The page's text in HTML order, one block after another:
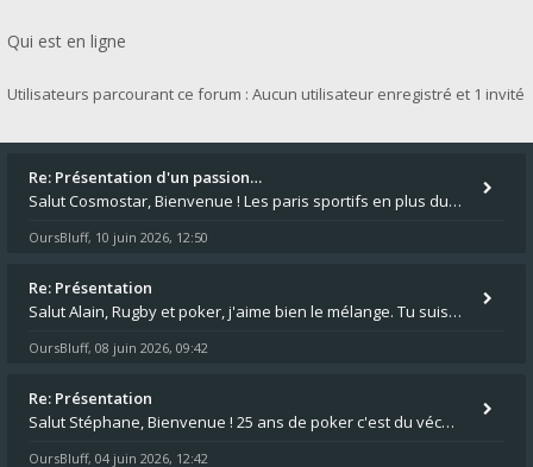
Qui est en ligne
Utilisateurs parcourant ce forum : Aucun utilisateur enregistré et 1 invité
Re: Présentation d'un passion…
Salut Cosmostar, Bienvenue ! Les paris sportifs en plus du poker, c'est ce que je fais aussi. Surtout la NBA, je mise su
OursBluff, 10 juin 2026, 12:50
Re: Présentation
Salut Alain, Rugby et poker, j'aime bien le mélange. Tu suis le rugby du coin ? Moi j'essaie d'aller voir des matchs de
OursBluff, 08 juin 2026, 09:42
Re: Présentation
Salut Stéphane, Bienvenue ! 25 ans de poker c'est du vécu quand même. Moi je suis relativementnouveau (2018) mais j'ai a
OursBluff, 04 juin 2026, 12:42